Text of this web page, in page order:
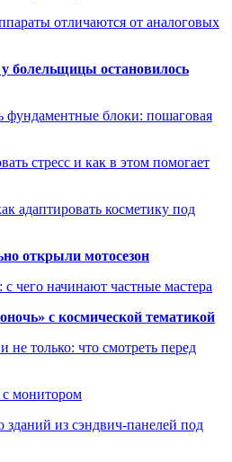
отличаются от аналоговых
болельщицы остановилось
фундаментные блоки: пошаговая
стресс и как в этом помогает
адаптировать косметику под
открыли мотосезон
чего начинают частные мастера
с космической тематикой
только: что смотреть перед
с монитором
зданий из сэндвич-панелей под